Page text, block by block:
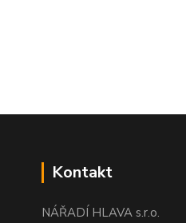
Kontakt
NÁŘADÍ HLAVA s.r.o.